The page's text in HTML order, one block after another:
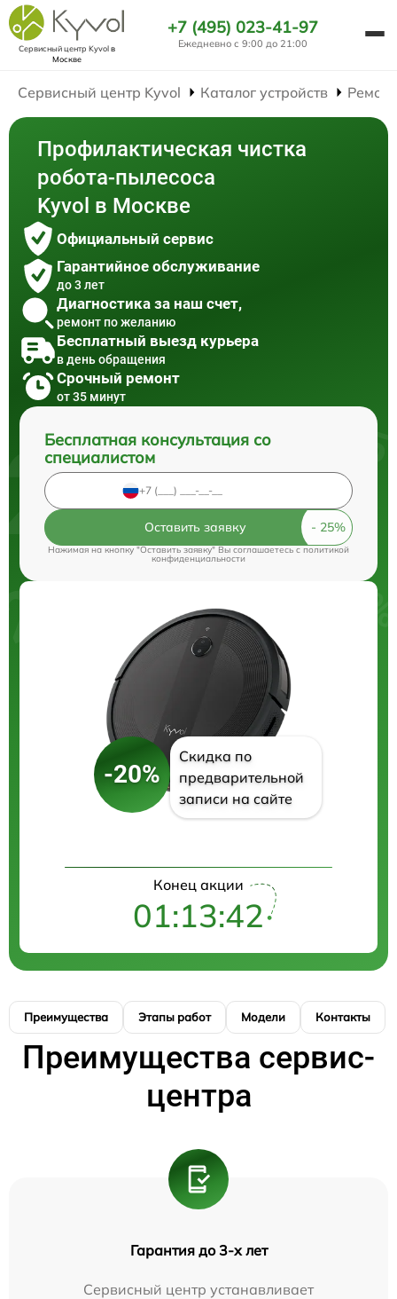
Сервисный центр Kyvolв
Москве
+7 (495) 023-41-97
Ежедневно с 9:00 до 21:00
Сервисный центр Kyvol Каталог устройств
Профилактическая чистка
робота-пылесоса
Kyvol в Москве
Официальный сервис
Гарантийное обслуживание
до 3 лет
Диагностика за наш счет,
ремонт по желанию
Бесплатный выезд курьера
в день обращения
Срочный ремонт
от 35 минут
Бесплатная консультация со
специалистом
Оставить заявку
Нажимая на кнопку "Оставить заявку" Вы соглашаетесь cполитикой
конфиденциальности
-20%
Скидка по
предварительной
записи на сайте
Конец акции
01:13:42
Преимущества Этапы работ Модели Контакты
Преимущества сервис-
центра
Гарантия до 3-х лет
Сервисный центр устанавливает